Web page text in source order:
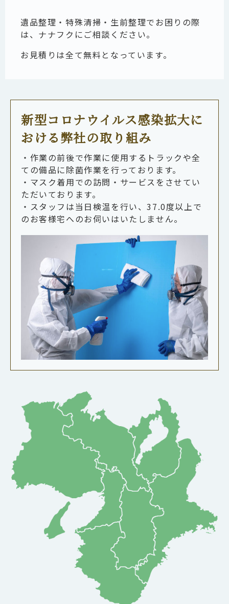
遺品整理・特殊清掃・生前整理でお困りの際
は、ナナフクにご相談ください。
お見積りは全て無料となっています。
新型コロナウイルス感染拡大に
おける弊社の取り組み
・作業の前後で作業に使用するトラックや全
ての備品に除菌作業を行っております。
・マスク着用での訪問・サービスをさせてい
ただいております。
・スタッフは当日検温を行い、37.0度以上で
のお客様宅へのお伺いはいたしません。